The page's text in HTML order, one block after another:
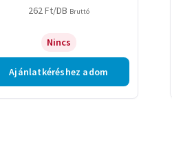
262Ft/DB Bruttó
Nincs
Ajánlatkéréshez adom